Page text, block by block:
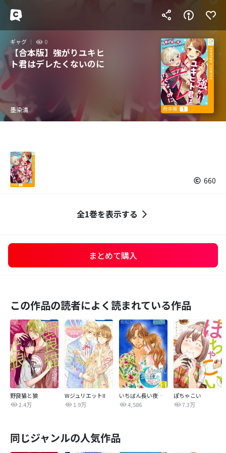
ギャグ 0
【合本版】強がりユキヒ
ト君はデレたくないのに
墨染清
660
全1巻を表示する
まとめて購入
この作品の読者によく読まれている作品
野良猫と狼
2.4万
WジュリエットII
1.9万
いちばん長い夜をよろしく
4,586
ぽちゃこい
7.3万
同じジャンルの人気作品